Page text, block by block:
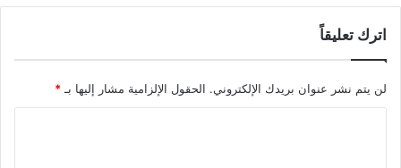
اترك تعليقاً
لن يتم نشر عنوان بريدك الإلكتروني. الحقول الإلزامية مشار إليها بـ *